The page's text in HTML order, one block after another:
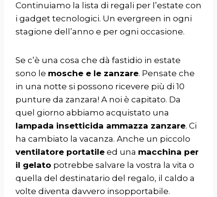
Continuiamo la lista di regali per l’estate con
i gadget tecnologici. Un evergreen in ogni
stagione dell’anno e per ogni occasione.
Se c’è una cosa che dà fastidio in estate
sono le mosche e le zanzare. Pensate che
in una notte si possono ricevere più di 10
punture da zanzara! A noi è capitato. Da
quel giorno abbiamo acquistato una
lampada insetticida ammazza zanzare. Ci
ha cambiato la vacanza. Anche un piccolo
ventilatore portatile ed una macchina per
il gelato potrebbe salvare la vostra la vita o
quella del destinatario del regalo, il caldo a
volte diventa davvero insopportabile.